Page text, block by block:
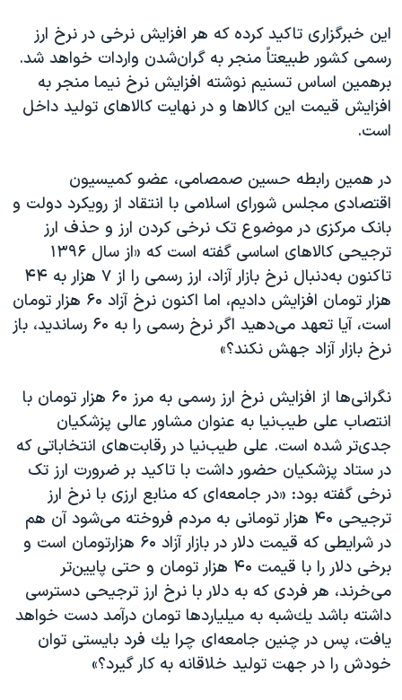
همایش محافظه‌کاران آمریکا «سی‌پک»
صفحه‌های ویژه
سفر پرزیدنت ترامپ به چین
این خبرگزاری تاکید کرده که هر افزایش نرخی در نرخ ارز
رسمی کشور طبیعتاً منجر به گران‌شدن واردات خواهد شد.
برهمین اساس تسنیم نوشته افزایش نرخ نیما منجر به
افزایش قیمت این کالاها و در نهایت کالاهای تولید داخل
است.
در همین رابطه حسین صمصامی، عضو کمیسیون
اقتصادی مجلس شورای اسلامی با انتقاد از رویکرد دولت و
بانک مرکزی در موضوع تک نرخی کردن ارز و حذف ارز
ترجیحی کالاهای اساسی گفته است که «از سال ۱۳۹۶
تاکنون به‌دنبال نرخ بازار آزاد، ارز رسمی را از ۷ هزار به ۴۴
هزار تومان افزایش دادیم، اما اکنون نرخ آزاد ۶۰ هزار تومان
است، آیا تعهد می‌دهید اگر نرخ رسمی را به ۶۰ رساندید، باز
نرخ بازار آزاد جهش نکند؟»
نگرانی‌ها از افزایش نرخ ارز رسمی به مرز ۶۰ هزار تومان با
انتصاب علی طیب‌نیا به عنوان مشاور عالی پزشکیان
جدی‌تر شده است. علی طيب‌نيا در رقابت‌های انتخاباتی که
در ستاد پزشکیان حضور داشت با تاکید بر ضرورت ارز تک
نرخی گفته بود: «در جامعه‌ای كه منابع ارزی با نرخ ارز
ترجيحی ۴۰ هزار تومانی به مردم فروخته می‌شود آن هم
در شرايطی كه قيمت دلار در بازار آزاد ۶۰ هزارتومان است و
برخی دلار را با قيمت ۴۰ هزار تومان و حتی پايين‌تر
می‌خرند، هر فردی كه به دلار با نرخ ارز ترجيحی دسترسی
داشته باشد يك‌شبه به ميلياردها تومان درآمد دست خواهد
يافت، پس در چنين جامعه‌ای چرا يك فرد بايستی توان
خودش را در جهت توليد خلاقانه به كار گيرد؟»